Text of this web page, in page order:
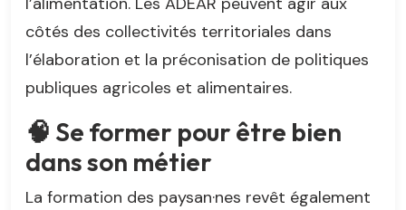
côtés des collectivités territoriales dans
l’élaboration et la préconisation de politiques
publiques agricoles et alimentaires.
🧠 Se former pour être bien
dans son métier
La formation des paysan·nes revêt également